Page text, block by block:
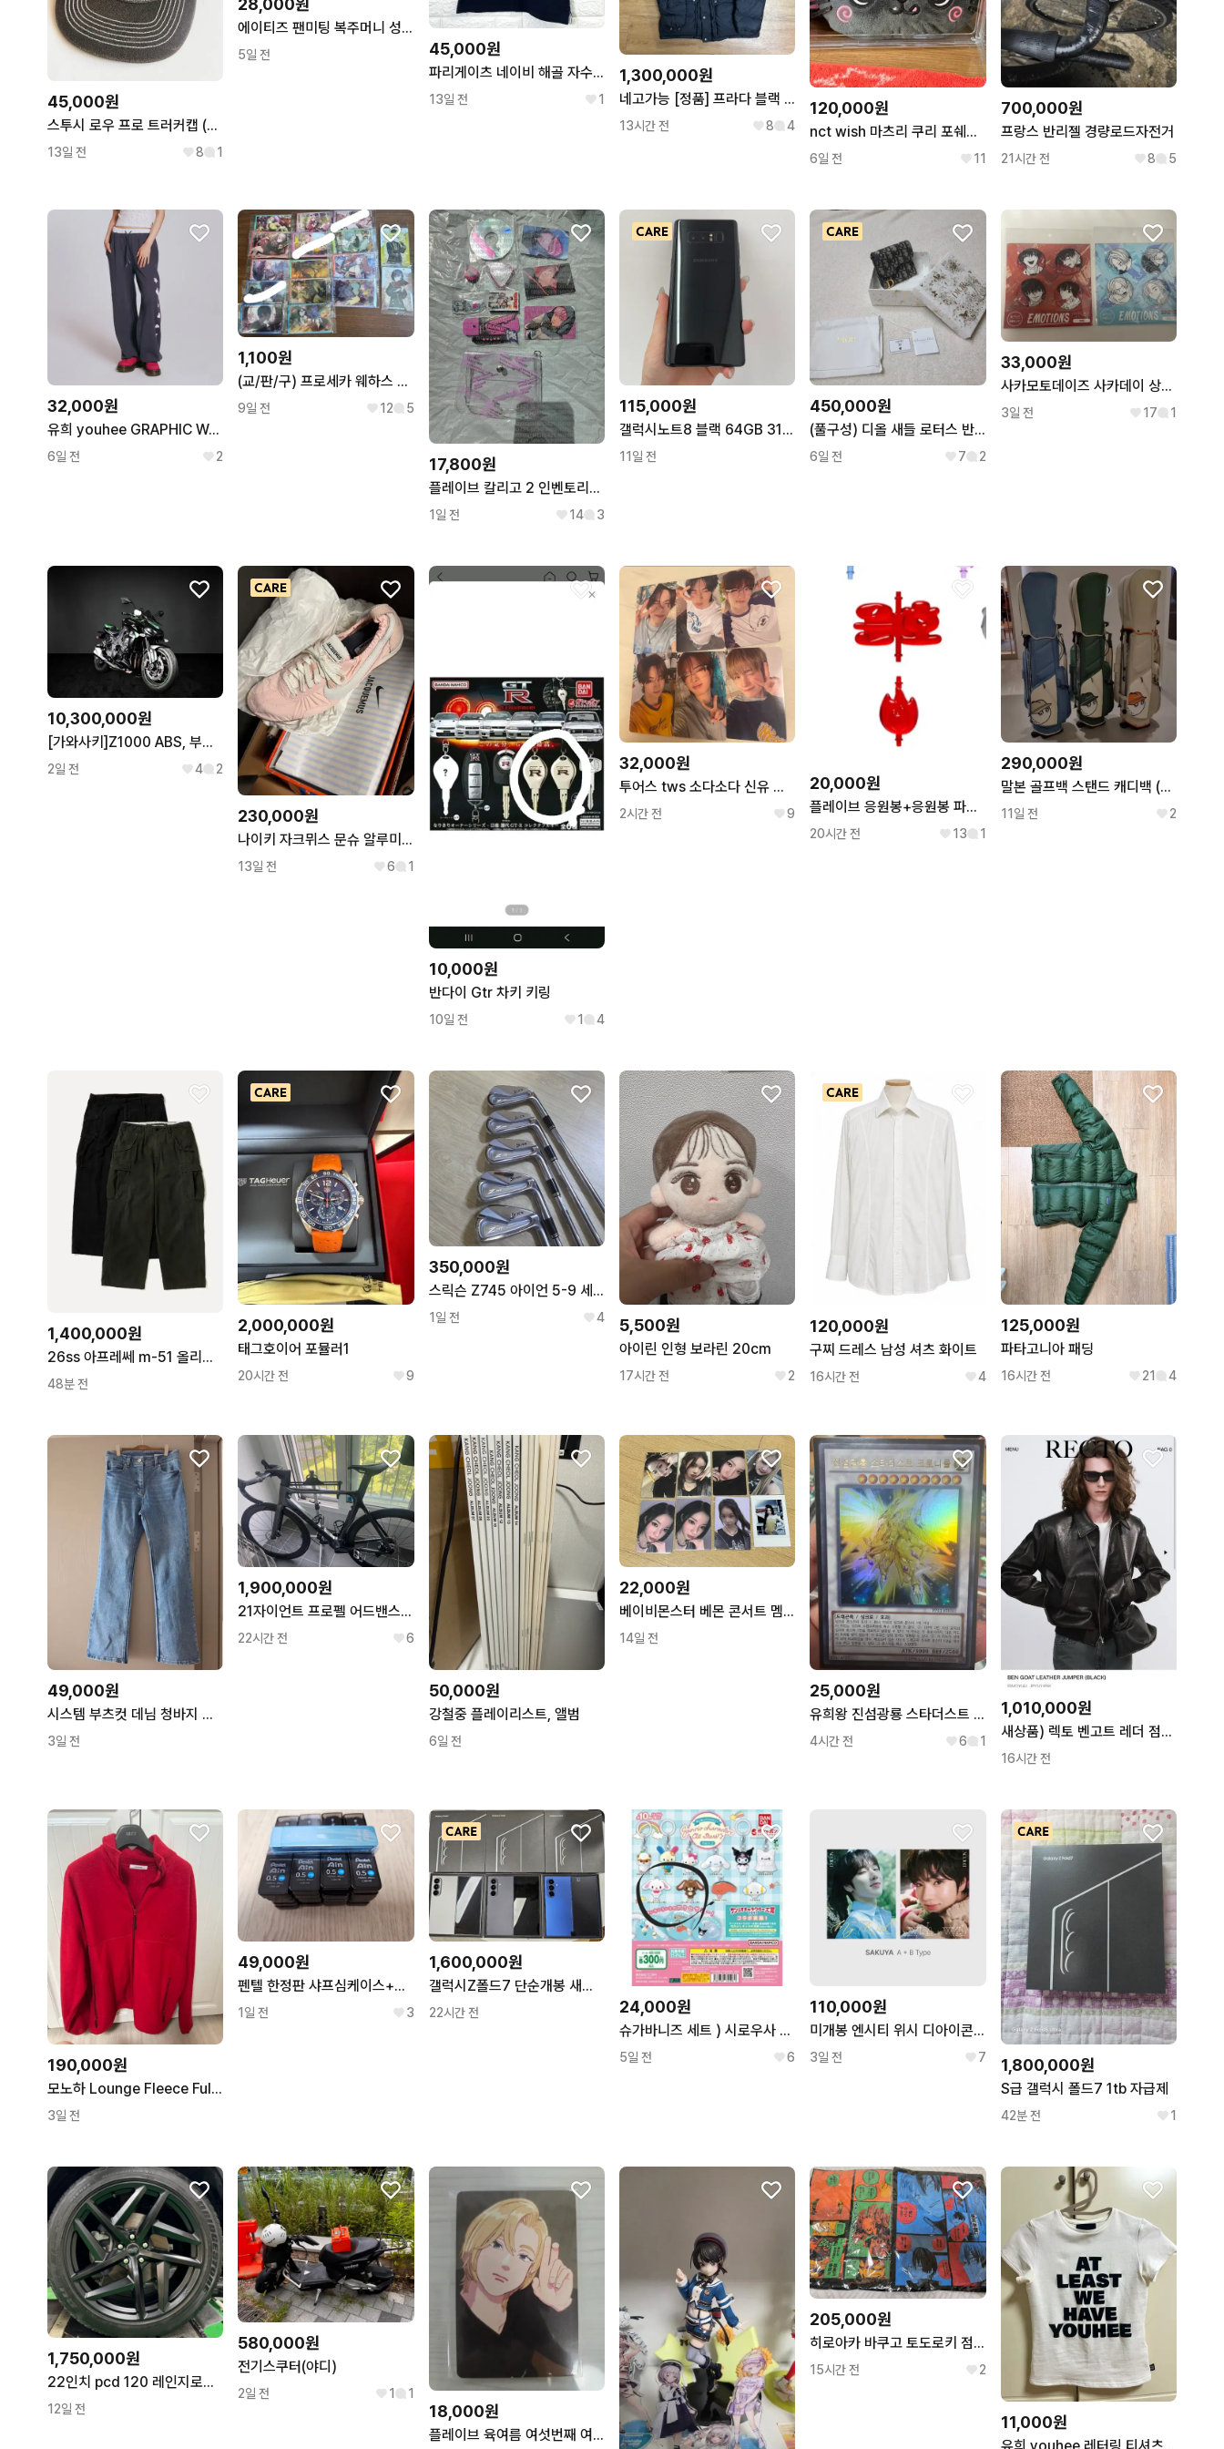
45,000원
스투시 로우 프로 트러커캡 (레더 메쉬 스냅백)
13일 전 8 1
28,000원
에이티즈 팬미팅 복주머니 성화 윤호 호화즈
5일 전 45,000원
파리게이츠 네이비 해골 자수 민소매 카라티 1
13일 전 1
1,300,000원
네고가능 [정품] 프라다 블랙 패딩 50사이즈
13시간 전 8 4
120,000원
nct wish 마츠리 쿠리 포쉐트 파우치
6일 전 11
700,000원
프랑스 반리젤 경량로드자전거
21시간 전 8 5
32,000원
유희 youhee GRAPHIC WAFFLE SWEAT PANTS
6일 전 2
1,100원
(교/판/구) 프로세카 웨하스 12탄
9일 전 12 5
17,800원
플레이브 칼리고 2 인벤토리[드볼] 앨범
1일 전 14 3
115,000원
갤럭시노트8 블랙 64GB 311809 울산중고폰
11일 전
450,000원
(풀구성) 디올 새들 로터스 반지갑
6일 전 7 2
33,000원
사카모토데이즈 사카데이 상점페어 이모션 캔뱃지 세트 나구모 신 미개봉
3일 전 17 1
10,300,000원
[가와사키]Z1000 ABS, 부산김해양산울산창원대구구미경기서울대전강원
2일 전 4 2
230,000원
나이키 자크뮈스 문슈 알루미늄 핑크 275
13일 전 6 1
10,000원
반다이 Gtr 차키 키링
10일 전 1 4
32,000원
투어스 tws 소다소다 신유 도훈 영재 한진 지훈 경민 hmv 특전 포카 판매
2시간 전 9
20,000원
플레이브 응원봉+응원봉 파츠 은호 구버전
20시간 전 13 1
290,000원
말본 골프백 스탠드 캐디백 (그린색)
11일 전 2
1,400,000원
26ss 아프레쎄 m-51 올리브 (3)
48분 전
2,000,000원
태그호이어 포뮬러1
20시간 전 9
350,000원
스릭슨 Z745 아이언 5-9 세트
1일 전 4 5,500원
아이린 인형 보라린 20cm
17시간 전 2
120,000원
구찌 드레스 남성 셔츠 화이트
16시간 전 4
125,000원
파타고니아 패딩
16시간 전 21 4
49,000원
시스템 부츠컷 데님 청바지 라이트블루
3일 전
1,900,000원
21자이언트 프로펠 어드밴스2(아비아브 아데온2휠셋) 풀카본!! L사이즈 판매합니다
22시간 전 6
50,000원
강철중 플레이리스트, 앨범
6일 전
22,000원
베이비몬스터 베몬 콘서트 멤버쉽 특전 포카 판매 루카 파리타 아사 라미 치키타
14일 전
25,000원
유희왕 진섬광룡 스타더스트 팝니다
4시간 전 6 1
1,010,000원
새상품) 렉토 벤고트 레더 점퍼 자켓 L
16시간 전
190,000원
모노하 Lounge Fleece Full-Zip Up 레드색
3일 전
49,000원
펜텔 한정판 샤프심케이스+샤프심 20통 팝니다
1일 전 3
1,600,000원
갤럭시Z폴드7 단순개봉 새제품 판매합니다.
22시간 전 24,000원
슈가바니즈 세트 ) 시로우사 쿠로우사 산리오 올스타즈 메지루시 가챠
5일 전 6
110,000원
미개봉 엔시티 위시 디아이콘 카톡 특전 포함 사쿠야 ab타입 유닛 포카
3일 전 7 1,800,000원
S급 갤럭시 폴드7 1tb 자급제
42분 전 1
1,750,000원
22인치 pcd 120 레인지로버 칸 타입52 디자인 블랙 휠 신품
12일 전
580,000원
전기스쿠터(야디)
2일 전 1 1
18,000원
플레이브 육여름 여섯번째 여름 MD 5만원 후드포카 노아 판매
205,000원
히로아카 바쿠고 토도로키 점프샵 원화 버스데이 티셔츠 미개봉 2종 일괄 공식굿즈 덤 많이
15시간 전 2
11,000원